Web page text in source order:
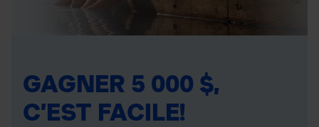
GAGNER 5 000 $,
C’EST FACILE!